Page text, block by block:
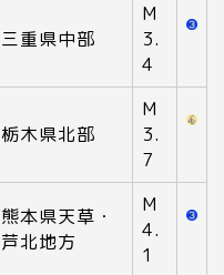
三重県中部
M
3.
4
栃木県北部
M
3.
7
熊本県天草・
芦北地方
M
4.
1